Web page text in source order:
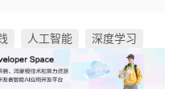
人工智能 深度学习